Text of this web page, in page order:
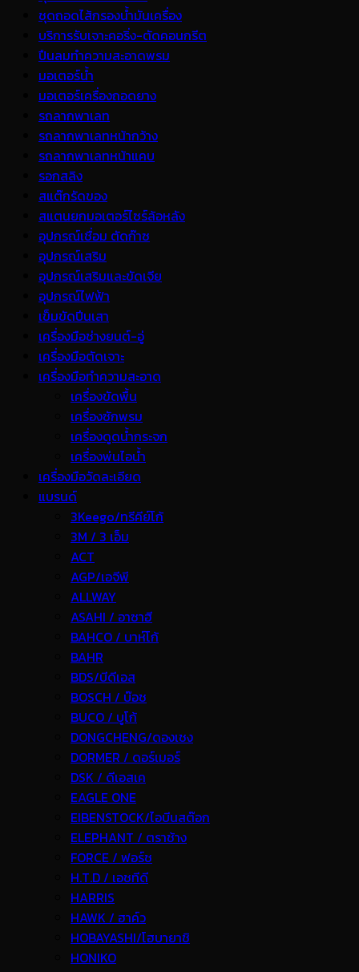
ชุดถอดไส้กรองน้ำมันเครื่อง
บริการรับเจาะคอริ่ง-ตัดคอนกรีต
ปืนลมทำความสะอาดพรม
มอเตอร์น้ำ
มอเตอร์เครื่องถอดยาง
รถลากพาเลท
รถลากพาเลทหน้ากว้าง
รถลากพาเลทหน้าแคบ
รอกสลิง
สแต๊กรัดของ
สแตนยกมอเตอร์ไซร์ล้อหลัง
อุปกรณ์เชื่อม ตัดก๊าซ
อุปกรณ์เสริม
อุปกรณ์เสริมและขัดเจีย
อุปกรณ์ไฟฟ้า
เข็มขัดปีนเสา
เครื่องมือช่างยนต์-อู่
เครื่องมือตัดเจาะ
เครื่องมือทำความสะอาด
เครื่องขัดพื้น
เครื่องซักพรม
เครื่องดูดน้ำกระจก
เครื่องพ่นไอน้ำ
เครื่องมือวัดละเอียด
แบรนด์
3Keego/ทรีคีย์โก้
3M / 3 เอ็ม
ACT
AGP/เอจีพี
ALLWAY
ASAHI / อาซาฮี
BAHCO / บาห์โก้
BAHR
BDS/บีดีเอส
BOSCH / บ๊อช
BUCO / บูโก้
DONGCHENG/ดองเชง
DORMER / ดอร์เมอร์
DSK / ดีเอสเค
EAGLE ONE
EIBENSTOCK/ไอบีนสต๊อก
ELEPHANT / ตราช้าง
FORCE / ฟอร์ช
H.T.D / เอชทีดี
HARRIS
HAWK / ฮาค์ว
HOBAYASHI/โฮบายาชิ
HONIKO